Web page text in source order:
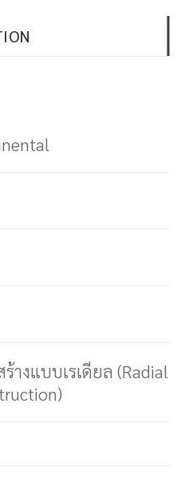
ร้างแบบเรเดียล (Radial